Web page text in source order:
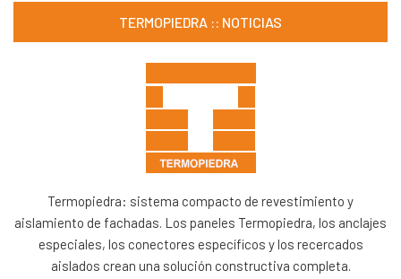
TERMOPIEDRA :: NOTICIAS
Termopiedra: sistema compacto de revestimiento y
aislamiento de fachadas. Los paneles Termopiedra, los anclajes
especiales, los conectores específicos y los recercados
aislados crean una solución constructiva completa.